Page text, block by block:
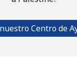
Centro de